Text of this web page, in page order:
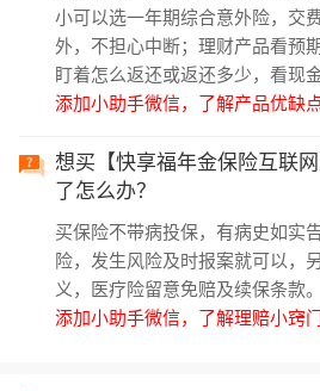
小可以选一年期综合意外险，交
外，不担心中断；理财产品看预
盯着怎么返还或返还多少，看现
添加小助手微信，了解产品优缺
想买【快享福年金保险互联
了怎么办？
买保险不带病投保，有病史如实
险，发生风险及时报案就可以，
义，医疗险留意免赔及续保条款。
添加小助手微信，了解理赔小窍